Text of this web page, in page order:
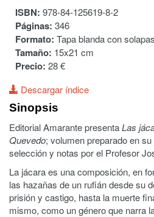
ISBN: 978-84-125619-8-2
Páginas: 346
Formato: Tapa blanda con solapas
Tamaño: 15x21 cm
Precio: 28 €
Descargar índice
Sinopsis
Editorial Amarante presentaLas
Quevedo; volumen preparado en
selección y notas por el Profesor
La jácara es una composición, en
las hazañas de un rufián desde su
prisión y castigo, hasta la muerte
mismo, como un género que narra